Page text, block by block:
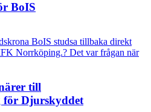
BoIS
BoIS studsa tillbaka direkt
Norrköping.? Det var frågan när
till
för Djurskyddet